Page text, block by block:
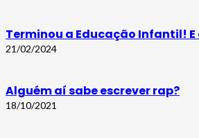
Terminou a Educação Infantil!
21/02/2024
Alguém aí sabe escrever rap?
18/10/2021